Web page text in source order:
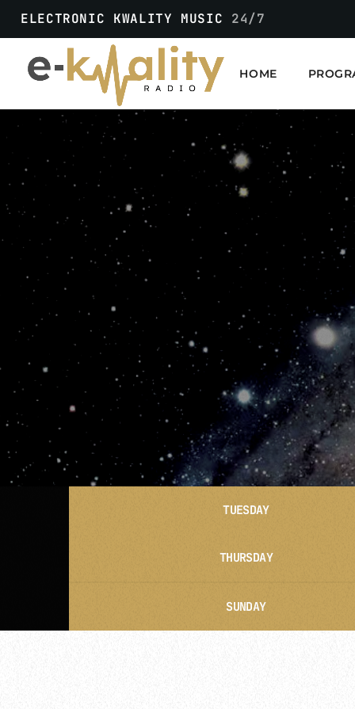
ELECTRONIC KWALITY MUSIC 24/7
HOME
TUESDAY
THURSDAY
SUNDAY